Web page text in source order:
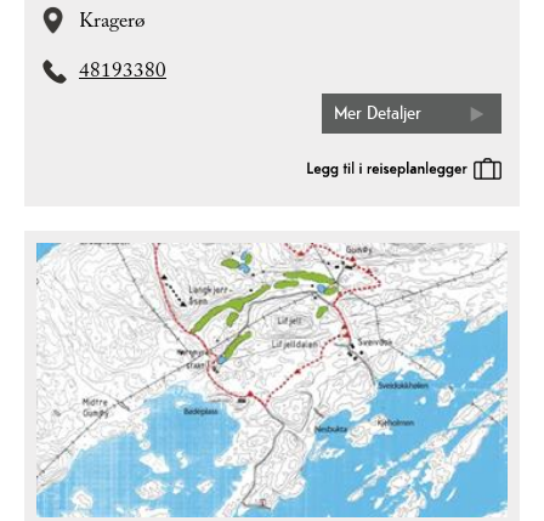
Kragerø
48193380
Mer Detaljer